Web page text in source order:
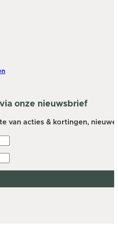
onze nieuwsbrief
van acties & kortingen,